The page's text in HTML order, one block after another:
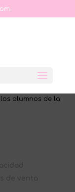
alumnos de la